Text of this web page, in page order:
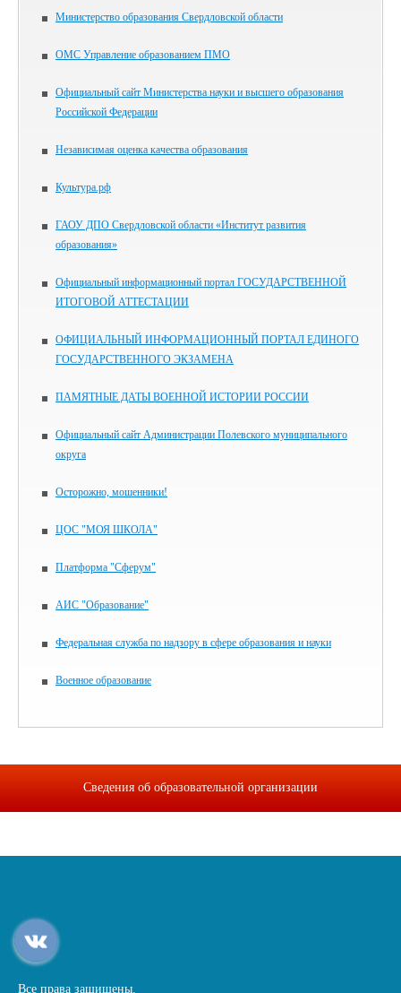
Министерство образования Свердловской области
ОМС Управление образованием ПМО
Официальный сайт Министерства науки и высшего образования
Российской Федерации
Независимая оценка качества образования
Культура.рф
ГАОУ ДПО Свердловской области «Институт развития
образования»
Официальный информационный портал ГОСУДАРСТВЕННОЙ
ИТОГОВОЙ АТТЕСТАЦИИ
ОФИЦИАЛЬНЫЙ ИНФОРМАЦИОННЫЙ ПОРТАЛ ЕДИНОГО
ГОСУДАРСТВЕННОГО ЭКЗАМЕНА
ПАМЯТНЫЕ ДАТЫ ВОЕННОЙ ИСТОРИИ РОССИИ
Официальный сайт Администрации Полевского муниципального
округа
Осторожно, мошенники!
ЦОС "МОЯ ШКОЛА"
Платформа "Сферум"
АИС "Образование"
Федеральная служба по надзору в сфере образования и науки
Военное образование
Сведения об образовательной организации
Все права защищены.